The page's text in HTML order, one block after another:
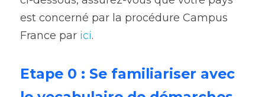
est concerné par la procédure Campus
France par ici.
Etape 0 : Se familiariser avec